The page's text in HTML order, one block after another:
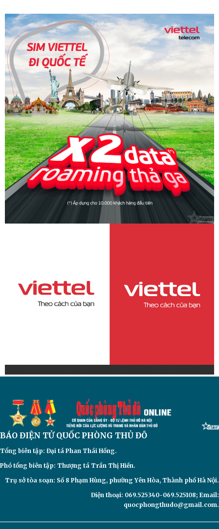
BÁO ĐIỆN TỬQUỐC PHÒNG THỦ ĐÔ
Tổng biên tập: Đại tá Phan Thái Hồng.
Phó tổng biên tập: Thượng tá Trần Thị Hiền.
Trụ sở tòa soạn: Số 8 Phạm Hùng, phường Yên Hòa, Thành phố Hà Nội.
Điện thoại: 069.525340-069.525108; Email:
quocphongthudo@gmail.com.